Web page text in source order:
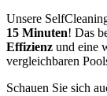
Unsere
15 Minuten! Das
Effizienz und eine
vergleichbaren
Schauen Sie sich